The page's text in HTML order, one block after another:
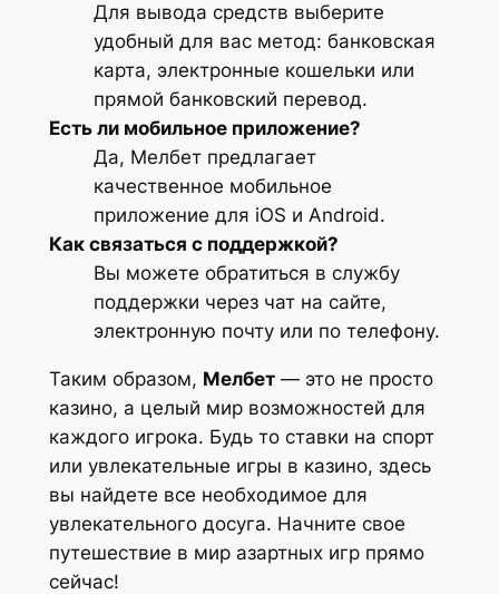
Для вывода средств выберите
удобный для вас метод: банковская
карта, электронные кошельки или
прямой банковский перевод.
Есть ли мобильное приложение?
Да, Мелбет предлагает
качественное мобильное
приложение для iOS и Android.
Как связаться с поддержкой?
Вы можете обратиться в службу
поддержки через чат на сайте,
электронную почту или по телефону.
Таким образом, Мелбет— это не просто
казино, а целый мир возможностей для
каждого игрока. Будь то ставки на спорт
или увлекательные игры в казино, здесь
вы найдете все необходимое для
увлекательного досуга. Начните свое
путешествие в мир азартных игр прямо
сейчас!